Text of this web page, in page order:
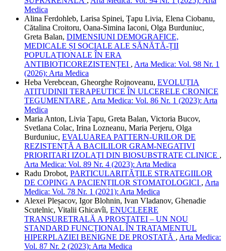
Medica
Alina Ferdohleb, Larisa Spinei, Țapu Livia, Elena Ciobanu,
Cătalina Croitoru, Oana-Simina Iaconi, Olga Burduniuc,
Greta Balan, DIMENSIUNI DEMOGRAFICE,
MEDICALE ȘI SOCIALE ALE SĂNĂTĂ-ȚII
POPULAȚIONALE ÎN ERA
ANTIBIOTICOREZISTENȚEI , Arta Medica: Vol. 98 Nr. 1
(2026): Arta Medica
Heba Verebcean, Gheorghe Rojnoveanu, EVOLUȚIA
ATITUDINII TERAPEUTICE ÎN ULCERELE CRONICE
TEGUMENTARE , Arta Medica: Vol. 86 Nr. 1 (2023): Arta
Medica
Maria Anton, Livia Țapu, Greta Balan, Victoria Bucov,
Svetlana Colac, Irina Lozneanu, Maria Perjeru, Olga
Burduniuc, EVALUAREA PATTERN-URILOR DE
REZISTENȚĂ A BACILILOR GRAM-NEGATIVI
PRIORITARI IZOLAȚI DIN BIOSUBSTRATE CLINICE ,
Arta Medica: Vol. 89 Nr. 4 (2023): Arta Medica
Radu Drobot, PARTICULARITĂȚILE STRATEGIILOR
DE COPING A PACIENȚILOR STOMATOLOGICI , Arta
Medica: Vol. 78 Nr. 1 (2021): Arta Medica
Alexei Pleșacov, Igor Blohnin, Ivan Vladanov, Ghenadie
Scutelnic, Vitalii Ghicavîi, ENUCLEERE
TRANSURETRALĂ A PROSTATEI – UN NOU
STANDARD FUNCȚIONAL ÎN TRATAMENTUL
HIPERPLAZIEI BENIGNE DE PROSTATĂ , Arta Medica:
Vol. 87 Nr. 2 (2023): Arta Medica